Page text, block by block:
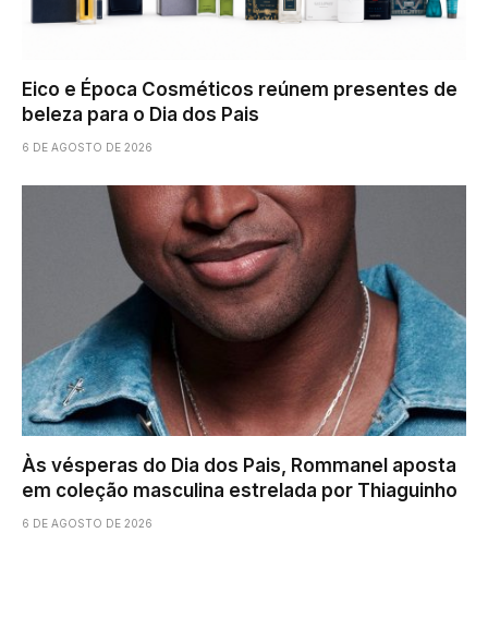
Eico e Época Cosméticos reúnem presentes de
beleza para o Dia dos Pais
6 DE AGOSTO DE 2026
Às vésperas do Dia dos Pais, Rommanel aposta
em coleção masculina estrelada por Thiaguinho
6 DE AGOSTO DE 2026